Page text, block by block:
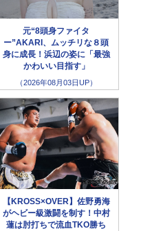
元“8頭身ファイタ
ー”AKARI、ムッチリな８頭
身に成長！浜辺の姿に「最強
かわいい目指す」
（2026年08月03日UP）
【KROSS×OVER】佐野勇海
がヘビー級激闘を制す！中村
蓮は肘打ちで流血TKO勝ち